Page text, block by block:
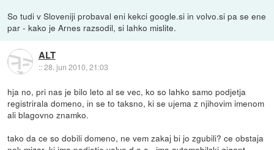
So tudi v Sloveniji probaval eni kekci google.si in volvo.si pa se ene
par - kako je Arnes razsodil, si lahko mislite.
ALT
::28. jun 2010, 21:03
hja no, pri nas je bilo leto al se vec, ko so lahko samo podjetja
registrirala domeno, in se to taksno, ki se ujema z njihovim imenom
ali blagovno znamko.
tako da ce so dobili domeno, ne vem zakaj bi jo zgubili? ce obstaja